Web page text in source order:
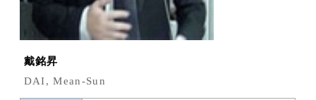
戴銘昇
DAI, Mean-Sun